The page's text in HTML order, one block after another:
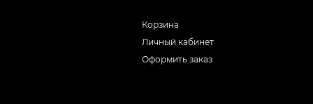
Корзина
Личный кабинет
Оформить заказ